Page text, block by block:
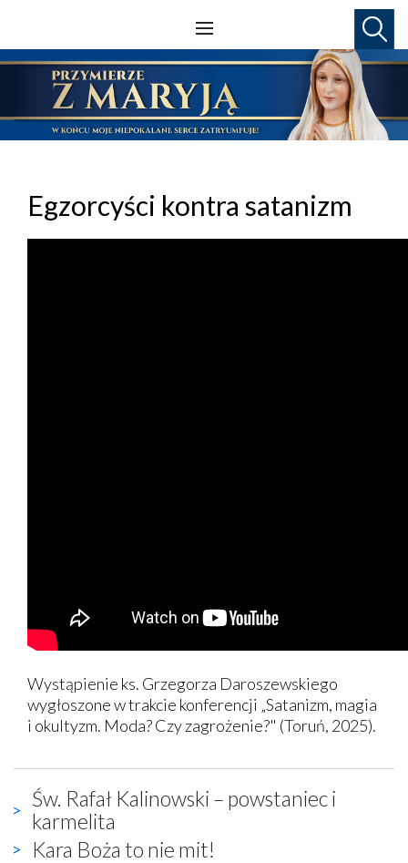
Egzorcyści kontra satanizm
Wystąpienie ks. Grzegorza Daroszewskiego
wygłoszone w trakcie konferencji „Satanizm, magia
i okultyzm. Moda? Czy zagrożenie?" (Toruń, 2025).
Św. Rafał Kalinowski – powstaniec i
karmelita
Kara Boża to nie mit!